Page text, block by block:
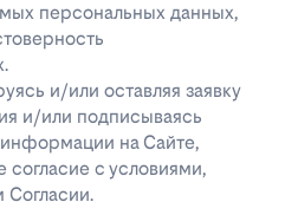
персональных данных,
и/или оставляя заявку
и/или подписываясь
на Сайте,
с условиями,